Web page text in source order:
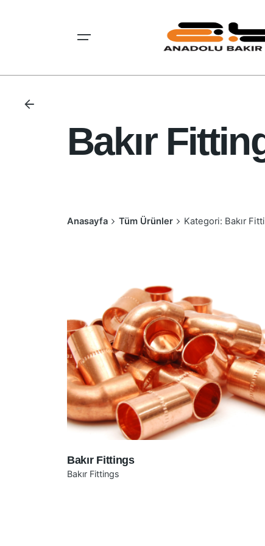
Bakır
Anasayfa Tüm Ürünler Kategori: Bakır
Bakır Fittings
Bakır Fittings